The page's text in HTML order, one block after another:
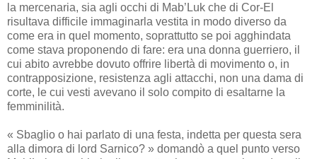
la mercenaria, sia agli occhi di Mab’Luk che di Cor-El
risultava difficile immaginarla vestita in modo diverso da
come era in quel momento, soprattutto se poi agghindata
come stava proponendo di fare: era una donna guerriero, il
cui abito avrebbe dovuto offrire libertà di movimento o, in
contrapposizione, resistenza agli attacchi, non una dama di
corte, le cui vesti avevano il solo compito di esaltarne la
femminilità.
« Sbaglio o hai parlato di una festa, indetta per questa sera
alla dimora di lord Sarnico? » domandò a quel punto verso